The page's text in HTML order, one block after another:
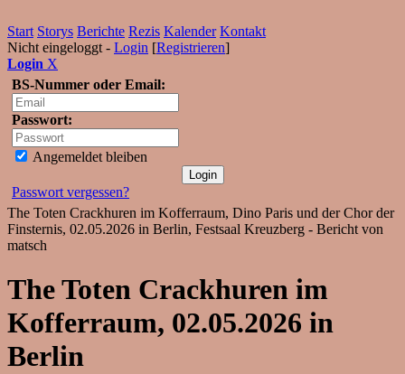
Start Storys Berichte Rezis Kalender Kontakt
Nicht eingeloggt - Login [Registrieren]
Login X
BS-Nummer oder Email:
Passwort:
Angemeldet bleiben
Passwort vergessen?
The Toten Crackhuren im Kofferraum, Dino Paris und der Chor der
Finsternis, 02.05.2026 in Berlin, Festsaal Kreuzberg - Bericht von
matsch
The Toten Crackhuren im
Kofferraum, 02.05.2026 in
Berlin